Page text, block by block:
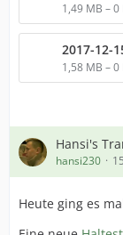
1,49 MB –
2017-12-
1,58 MB –
Hansi's
hansi230
Heute ging es